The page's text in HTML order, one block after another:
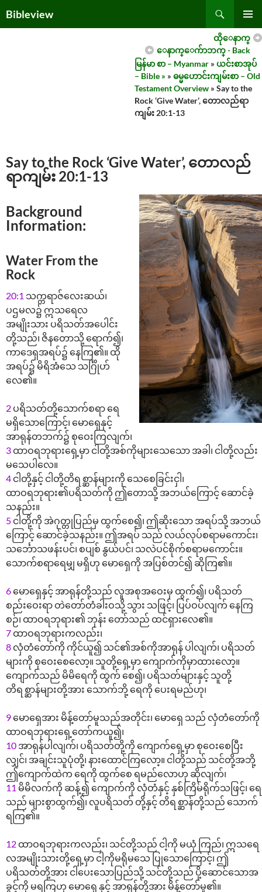
toBibleview
MENU
ထိုေနာက္
ေနာက္ေက်ာဘက္ - Back
မြန်မာ စာ – Myanmar » ယင်းစာအုပ်
– Bible » » ဓမ္မဟောင်းကျမ်းစာ – Old
Testament Overview » Say to the
Rock ‘Give Water’, တောလည်ရာ
ကျမ်း 20:1-13
Say to the Rock ‘Give Water’, တောလည်
ရာကျမ်း 20:1-13
Background
Information:
Water From the
Rock
20:1 သက္ကရာဇ်လေးဆယ်၊
ပဌမလ၌ ဣသရေလ
အမျိုးသား ပရိသတ်အပေါင်း
တို့သည်၊ ဇိနတောသို့ ရောက်၍၊
ကာဒေရှအရပ်၌ နေကြ၏။ ထို
အရပ်၌ မိရိအံသေ သင်္ဂြိုဟ်
လေ၏။
2 ပရိသတ်တို့သောက်စရာ ရေ
မရှိသောကြောင့်၊ မောရှေနှင့်
အာရုန်တဘက်၌ စုဝေးကြလျက်၊
3 ထာဝရဘုရားရှေ့မှာ ငါတို့အစ်ကိုများသေသော အခါ၊ ငါတို့လည်း
မသေပါလေ။
4 ငါတို့နှင့် ငါတို့တိရစ္ဆာန်များကို သေစေခြင်းငှါ၊
ထာဝရဘုရား၏ပရိသတ်ကို ဤတောသို့ အဘယ်ကြောင့် ဆောင်ခဲ့
သနည်း။
5 ငါတို့ကို အဲဂုတ္တုပြည်မှ ထွက်စေ၍၊ ဤဆိုးသော အရပ်သို့ အဘယ်
ကြောင့် ဆောင်ခဲ့သနည်း။ ဤအရပ် သည် လယ်လုပ်စရာမကောင်း၊
သင်္ဘောသဖန်းပင်၊ စပျစ် နွယ်ပင်၊ သလဲပင်စိုက်စရာမကောင်း။
သောက်စရာရေမျှ မရှိဟု မောရှေကို အပြစ်တင်၍ ဆိုကြ၏။
6မောရှေနှင့် အာရုန်တို့သည် လူအစုအဝေးမှ ထွက်၍၊ ပရိသတ်
စည်းဝေးရာ တဲတော်တံခါးဝသို့ သွား သဖြင့်၊ ပြပ်ဝပ်လျက် နေကြ
စဉ်၊ ထာဝရဘုရား၏ ဘုန်း တော်သည် ထင်ရှားလေ၏။
7 ထာဝရဘုရားကလည်း၊
8 လှံတံတော်ကို ကိုင်ယူ၍ သင်၏အစ်ကိုအာရုန် ပါလျက်၊ ပရိသတ်
များကို စုဝေးစေလော့။ သူတို့ရှေ့မှာ ကျောက်ကိုမှာထားလော့။
ကျောက်သည် မိမိရေကို ထွက် စေ၍၊ ပရိသတ်များနှင့် သူတို့
တိရစ္ဆာန်များတို့အား သောက်ဘို့ ရေကို ပေးရမည်ဟု၊
9မောရှေအား မိန့်တော်မူသည်အတိုင်း၊ မောရှေ သည် လှံတံတော်ကို
ထာဝရဘုရားရှေ့တော်ကယူ၍၊
10 အာရုန်ပါလျက်၊ ပရိသတ်တို့ကို ကျောက်ရှေ့မှာ စုဝေးစေပြီး
လျှင်၊ အချင်းသူပုံတို့၊ နားထောင်ကြလော့။ ငါတို့သည် သင်တို့အဘို့
ဤကျောက်ထဲက ရေကို ထွက်စေ ရမည်လောဟု ဆိုလျက်၊
11 မိမိလက်ကို ဆန့်၍ ကျောက်ကို လှံတံနှင့် နှစ်ကြိမ်ရိုက်သဖြင့်၊ ရေ
သည် များစွာထွက်၍၊ လူပရိသတ် တို့နှင့် တိရစ္ဆာန်တို့သည် သောက်
ရကြ၏။
12 ထာဝရဘုရားကလည်း၊ သင်တို့သည် ငါ့ကို မယုံ ကြည်၊ ဣသရေ
လအမျိုးသားတို့ရှေ့မှာ ငါ့ကိုမရိုမသေ ပြုသောကြောင့်၊ ဤ
ပရိသတ်တို့အား ငါပေးသောပြည်သို့ သင်တို့သည် ပို့ဆောင်သောအ
ခွင့်ကို မရကြဟု မောရှေ နှင့် အာရုန်တို့အား မိန့်တော်မူ၏။